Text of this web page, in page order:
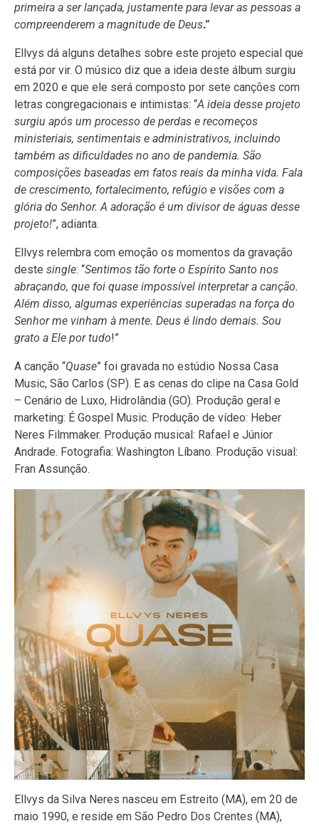
primeira a ser lançada, justamente para levar as pessoas a
compreenderem a magnitude de Deus.”
Ellvys dá alguns detalhes sobre este projeto especial que
está por vir. O músico diz que a ideia deste álbum surgiu
em 2020 e que ele será composto por sete canções com
letras congregacionais e intimistas: “A ideia desse projeto
surgiu após um processo de perdas e recomeços
ministeriais, sentimentais e administrativos, incluindo
também as dificuldades no ano de pandemia. São
composições baseadas em fatos reais da minha vida. Fala
de crescimento, fortalecimento, refúgio e visões com a
glória do Senhor. A adoração é um divisor de águas desse
projeto!”, adianta.
Ellvys relembra com emoção os momentos da gravação
deste single: “Sentimos tão forte o Espírito Santo nos
abraçando, que foi quase impossível interpretar a canção.
Além disso, algumas experiências superadas na força do
Senhor me vinham à mente. Deus é lindo demais. Sou
grato a Ele por tudo!”
A canção “Quase” foi gravada no estúdio Nossa Casa
Music, São Carlos (SP). E as cenas do clipe na Casa Gold
– Cenário de Luxo, Hidrolândia (GO). Produção geral e
marketing: É Gospel Music. Produção de vídeo: Heber
Neres Filmmaker. Produção musical: Rafael e Júnior
Andrade. Fotografia: Washington Líbano. Produção visual:
Fran Assunção.
Ellvys da Silva Neres nasceu em Estreito (MA), em 20 de
maio 1990, e reside em São Pedro Dos Crentes (MA),